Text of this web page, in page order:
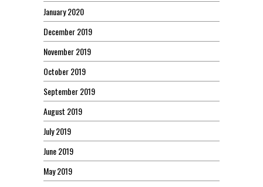
January 2020
December 2019
November 2019
October 2019
September 2019
August 2019
July 2019
June 2019
May 2019